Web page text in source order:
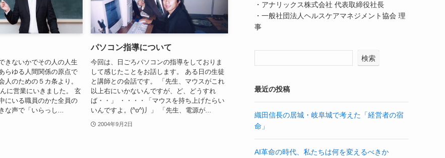
きないかでその人の人生
らゆる人間関係の原点で
のための５カ条より。
に営業にいきました。 玄
にいる職員のかた全員の
な声で「いらっし...
パソコン指導について
今回は、日ごろパソコンの指導をしておりま
して感じたことをお話します。 ある日の生徒
と講師との会話です。 「先生、マウスがこれ
以上右にいかないんですが、ど、どうすれ
ば・・」 ・・・・「マウスを持ち上げたらい
いんですよ。(^o^)丿」 「先生、電源が...
2004年9月2日
・アナリックス株式会社 代表取締役社長
・一般社団法人ヘルスケアマネジメント協会 理
事
検索
最近の投稿
織田信長の居城・岐阜城で考えた「経営者の宿
命」
AI革命の時代、私たちは何を変えるべきか